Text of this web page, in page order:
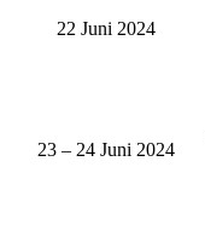
22 Juni 2024
23 – 24 Juni 2024